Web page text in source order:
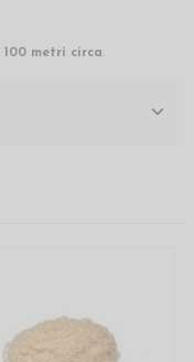
100 metri circa.